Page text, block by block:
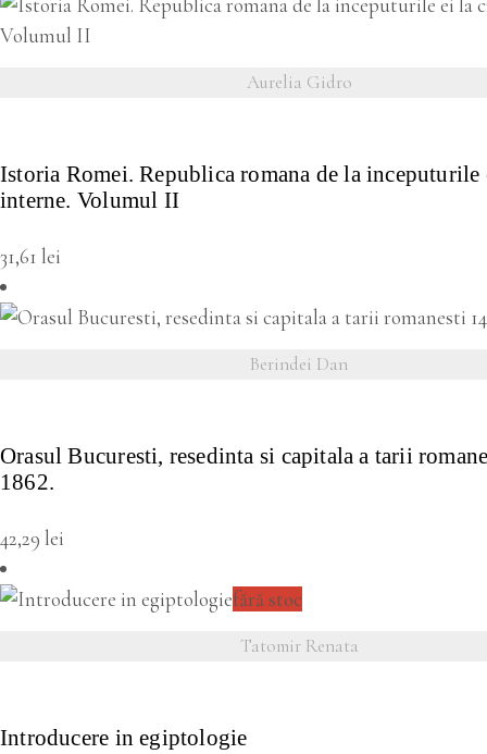
Aurelia Gidro
Istoria Romei. Republica romana de la inceputurile
interne. Volumul II
31,61 lei
Berindei Dan
Orasul Bucuresti, resedinta si capitala a tarii
1862.
42,29 lei
fără stoc
Tatomir Renata
Introducere in egiptologie